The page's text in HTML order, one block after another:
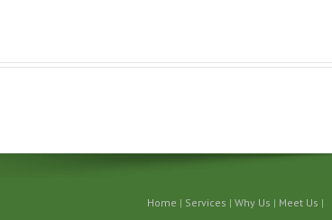
Reserved Home | Services | Why Us | Meet Us |